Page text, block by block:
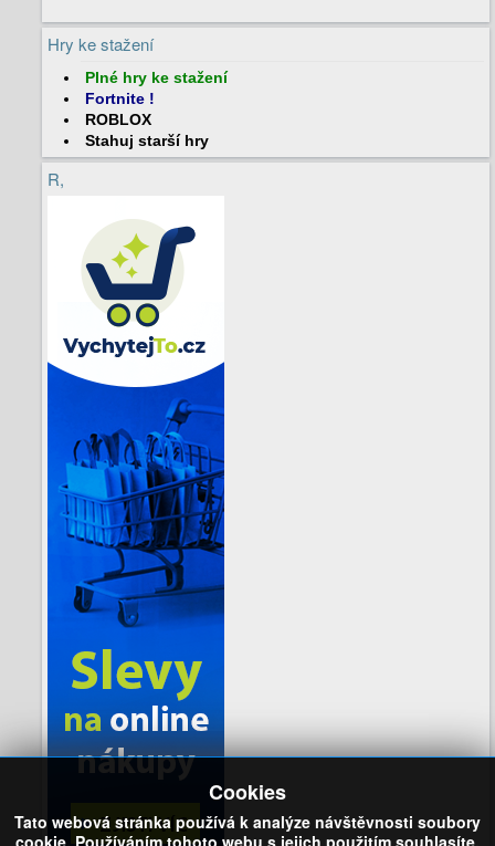
Hry ke stažení
Plné hry ke stažení
Fortnite !
ROBLOX
Stahuj starší hry
R,
Cookies
Tato webová stránka používá k analýze návštěvnosti soubory
cookie. Používáním tohoto webu s jejich použitím souhlasíte.